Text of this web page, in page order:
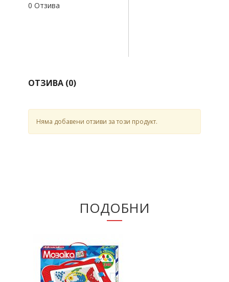
0 Отзива
ОТЗИВА (0)
Няма добавени отзиви за този продукт.
ПОДОБНИ